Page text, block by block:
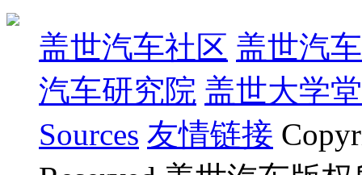
盖世汽车社区 盖世汽
汽车研究院 盖世大学堂
Sources 友情链接